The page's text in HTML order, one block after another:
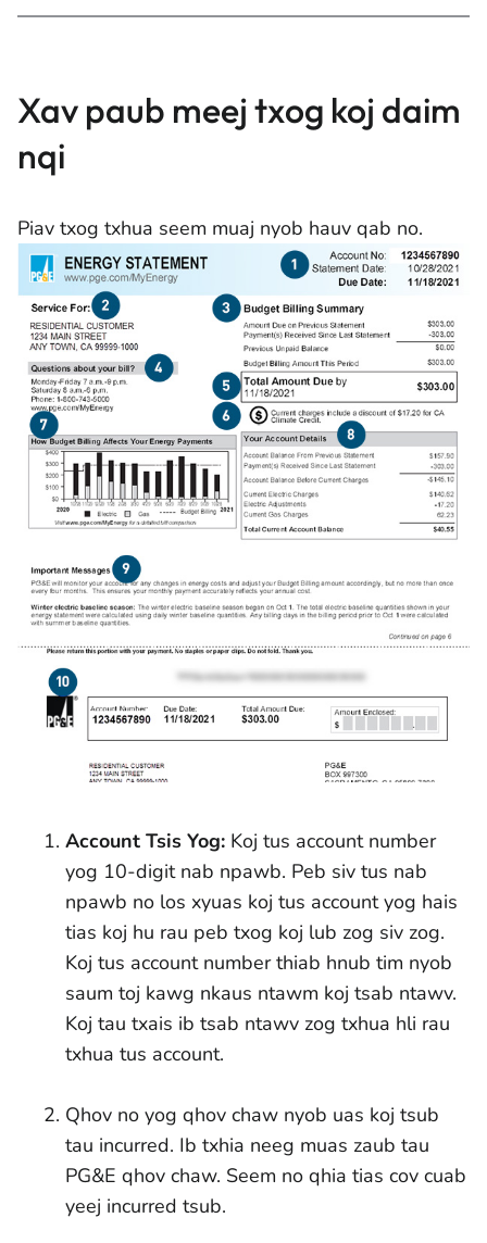
Xav paub meej txog koj daim
nqi
Piav txog txhua seem muaj nyob hauv qab no.
Account Tsis Yog: Koj tus account number
yog 10-digit nab npawb. Peb siv tus nab
npawb no los xyuas koj tus account yog hais
tias koj hu rau peb txog koj lub zog siv zog.
Koj tus account number thiab hnub tim nyob
saum toj kawg nkaus ntawm koj tsab ntawv.
Koj tau txais ib tsab ntawv zog txhua hli rau
txhua tus account.
Qhov no yog qhov chaw nyob uas koj tsub
tau incurred. Ib txhia neeg muas zaub tau
PG&E qhov chaw. Seem no qhia tias cov cuab
yeej incurred tsub.